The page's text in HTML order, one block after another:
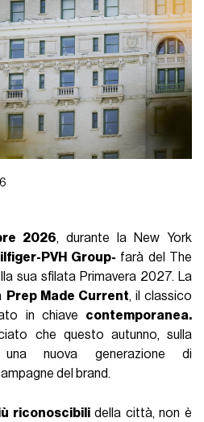
2026, durante la New York
PVH Group- farà del The
sua sfilata Primavera 2027. La
Prep Made Current, il classico
in chiave contemporanea.
che questo autunno, sulla
una nuova generazione di
del brand.
riconoscibilidella città, non è